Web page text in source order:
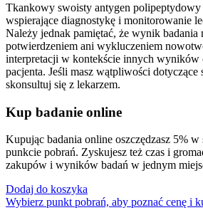
Tkankowy swoisty antygen polipeptydowy
wspierające diagnostykę i monitorowanie
Należy jednak pamiętać, że wynik badania
potwierdzeniem ani wykluczeniem
interpretacji w kontekście innych wyników
pacjenta. Jeśli masz wątpliwości
skonsultuj się z lekarzem.
Kup badanie online
Kupując badania online oszczędzasz 5%
punkcie pobrań. Zyskujesz też czas i
zakupów i wyników badań w jednym
Dodaj do koszyka
Wybierz punkt pobrań, aby poznać cenę i